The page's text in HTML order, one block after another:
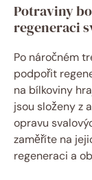
Potraviny
regeneraci
Po náročném
podpořit
na bílkoviny
jsou složeny z
opravu
zaměříte na
regeneraci a